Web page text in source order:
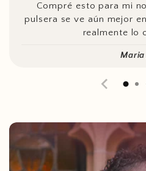
Compré esto para mi
pulsera se ve aún mejor
realmente lo
Maria